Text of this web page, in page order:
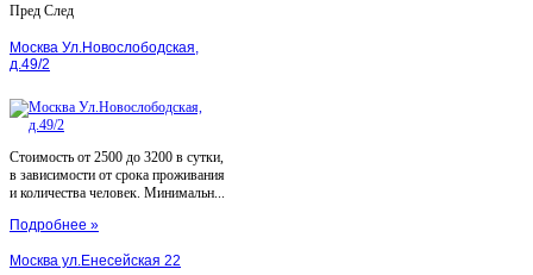
Пред След
Москва Ул.Новослободская,
д.49/2
Стоимость от 2500 до 3200 в сутки,
в зависимости от срока проживания
и количества человек. Минимальн...
Подробнее »
Москва ул.Енесейская 22